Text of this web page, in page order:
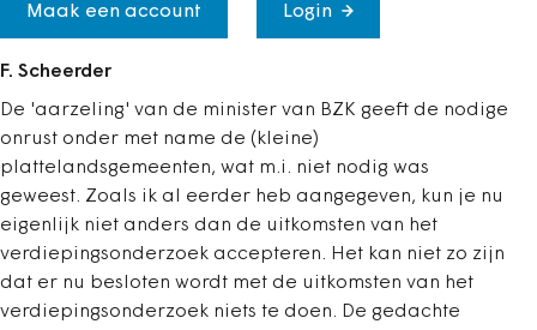
Maak een account Login
F. Scheerder
De 'aarzeling' van de minister van BZK geeft de nodige
onrust onder met name de (kleine)
plattelandsgemeenten, wat m.i. niet nodig was
geweest. Zoals ik al eerder heb aangegeven, kun je nu
eigenlijk niet anders dan de uitkomsten van het
verdiepingsonderzoek accepteren. Het kan niet zo zijn
dat er nu besloten wordt met de uitkomsten van het
verdiepingsonderzoek niets te doen. De gedachte